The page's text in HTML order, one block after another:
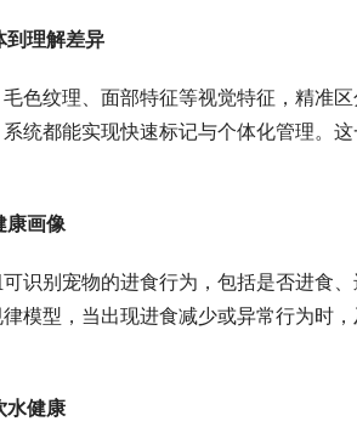
理解差异
色纹理、面部特征等视觉特征，精准
统都能实现快速标记与个体化管理。
康画像
识别宠物的进食行为，包括是否进食
模型，当出现进食减少或异常行为时
水健康